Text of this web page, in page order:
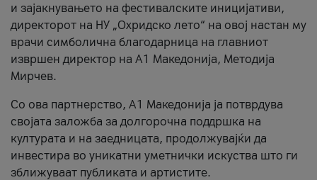
и зајакнувањето на фестивалските иницијативи,
директорот на НУ „Охридско лето“ на овој настан му
врачи симболична благодарница на главниот
извршен директор на A1 Македонија, Методија
Мирчев.
Со ова партнерство, A1 Македонија ја потврдува
својата заложба за долгорочна поддршка на
културата и на заедницата, продолжувајќи да
инвестира во уникатни уметнички искуства што ги
зближуваат публиката и артистите.